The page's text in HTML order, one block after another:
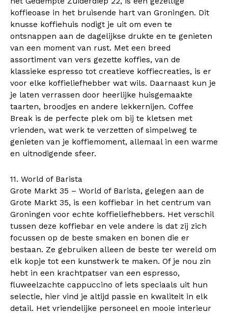
koffieoase in het bruisende hart van Groningen. Dit
knusse koffiehuis nodigt je uit om even te
ontsnappen aan de dagelijkse drukte en te genieten
van een moment van rust. Met een breed
assortiment van vers gezette koffies, van de
klassieke espresso tot creatieve koffiecreaties, is er
voor elke koffieliefhebber wat wils. Daarnaast kun je
je laten verrassen door heerlijke huisgemaakte
taarten, broodjes en andere lekkernijen. Coffee
Break is de perfecte plek om bij te kletsen met
vrienden, wat werk te verzetten of simpelweg te
genieten van je koffiemoment, allemaal in een warme
en uitnodigende sfeer.
11. World of Barista
Grote Markt 35 – World of Barista, gelegen aan de
Grote Markt 35, is een koffiebar in het centrum van
Groningen voor echte koffieliefhebbers. Het verschil
tussen deze koffiebar en vele andere is dat zij zich
focussen op de beste smaken en bonen die er
bestaan. Ze gebruiken alleen de beste ter wereld om
elk kopje tot een kunstwerk te maken. Of je nou zin
hebt in een krachtpatser van een espresso,
fluweelzachte cappuccino of iets speciaals uit hun
selectie, hier vind je altijd passie en kwaliteit in elk
detail. Het vriendelijke personeel en mooie interieur